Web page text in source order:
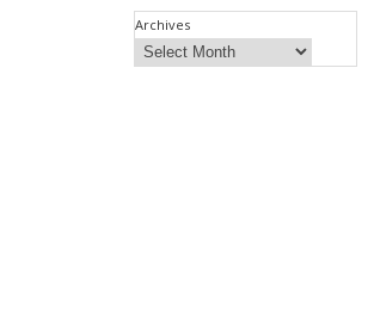
Archives